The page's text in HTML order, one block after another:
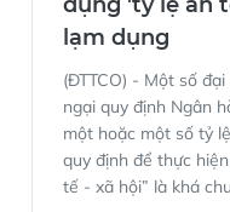
dụng 'tỷ lệ an
lạm dụng
(ĐTTCO) - Một số
ngại quy định Ngân
một hoặc một số tỷ
quy định để thực
tế - xã hội” là khá